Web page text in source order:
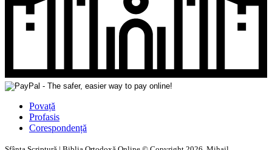
Povață
Profasis
Corespondență